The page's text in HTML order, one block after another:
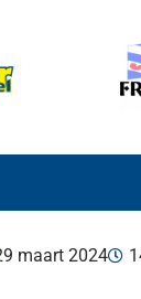
maart 2024